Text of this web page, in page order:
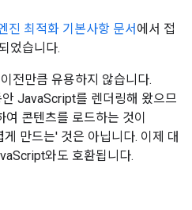
진 최적화 기본사항 문서 에서 접
었습니다.
전만큼 유용하지 않습니다.
JavaScript를 렌더링해 왔으므
콘텐츠를 로드하는 것이
만드는' 것은 아닙니다. 이제 대
와도 호환됩니다.